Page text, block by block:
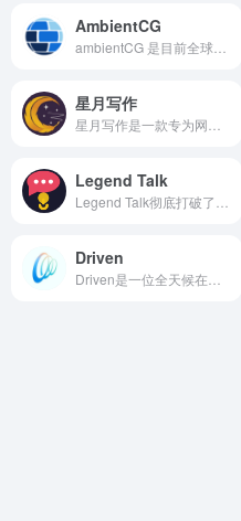
AmbientCG
星月写作
Legend Talk
Driven